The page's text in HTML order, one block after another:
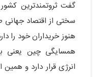
گفت ثروتمندترین
سختی از اقتصاد جهانی
هنوز خریداران خود را
همسایگی چین یعنی
انرژی قرار دارد و